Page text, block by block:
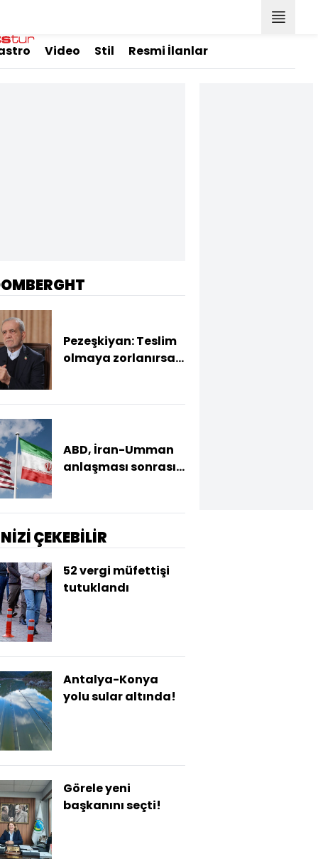
Video Stil Resmi İlanlar
Pezeşkiyan: Teslim
olmaya zorlanırsak
ABD, İran-Umman
anlaşması sonrası
ÇEKEBİLİR
52 vergi müfettişi
tutuklandı
Antalya-Konya
yolu sular altında!
Görele yeni
başkanını seçti!